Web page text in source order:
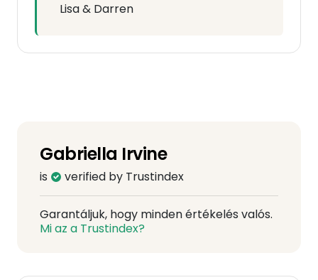
Lisa & Darren
Gabriella Irvine
is verified by Trustindex
Garantáljuk, hogy minden értékelés valós.
Mi az a Trustindex?